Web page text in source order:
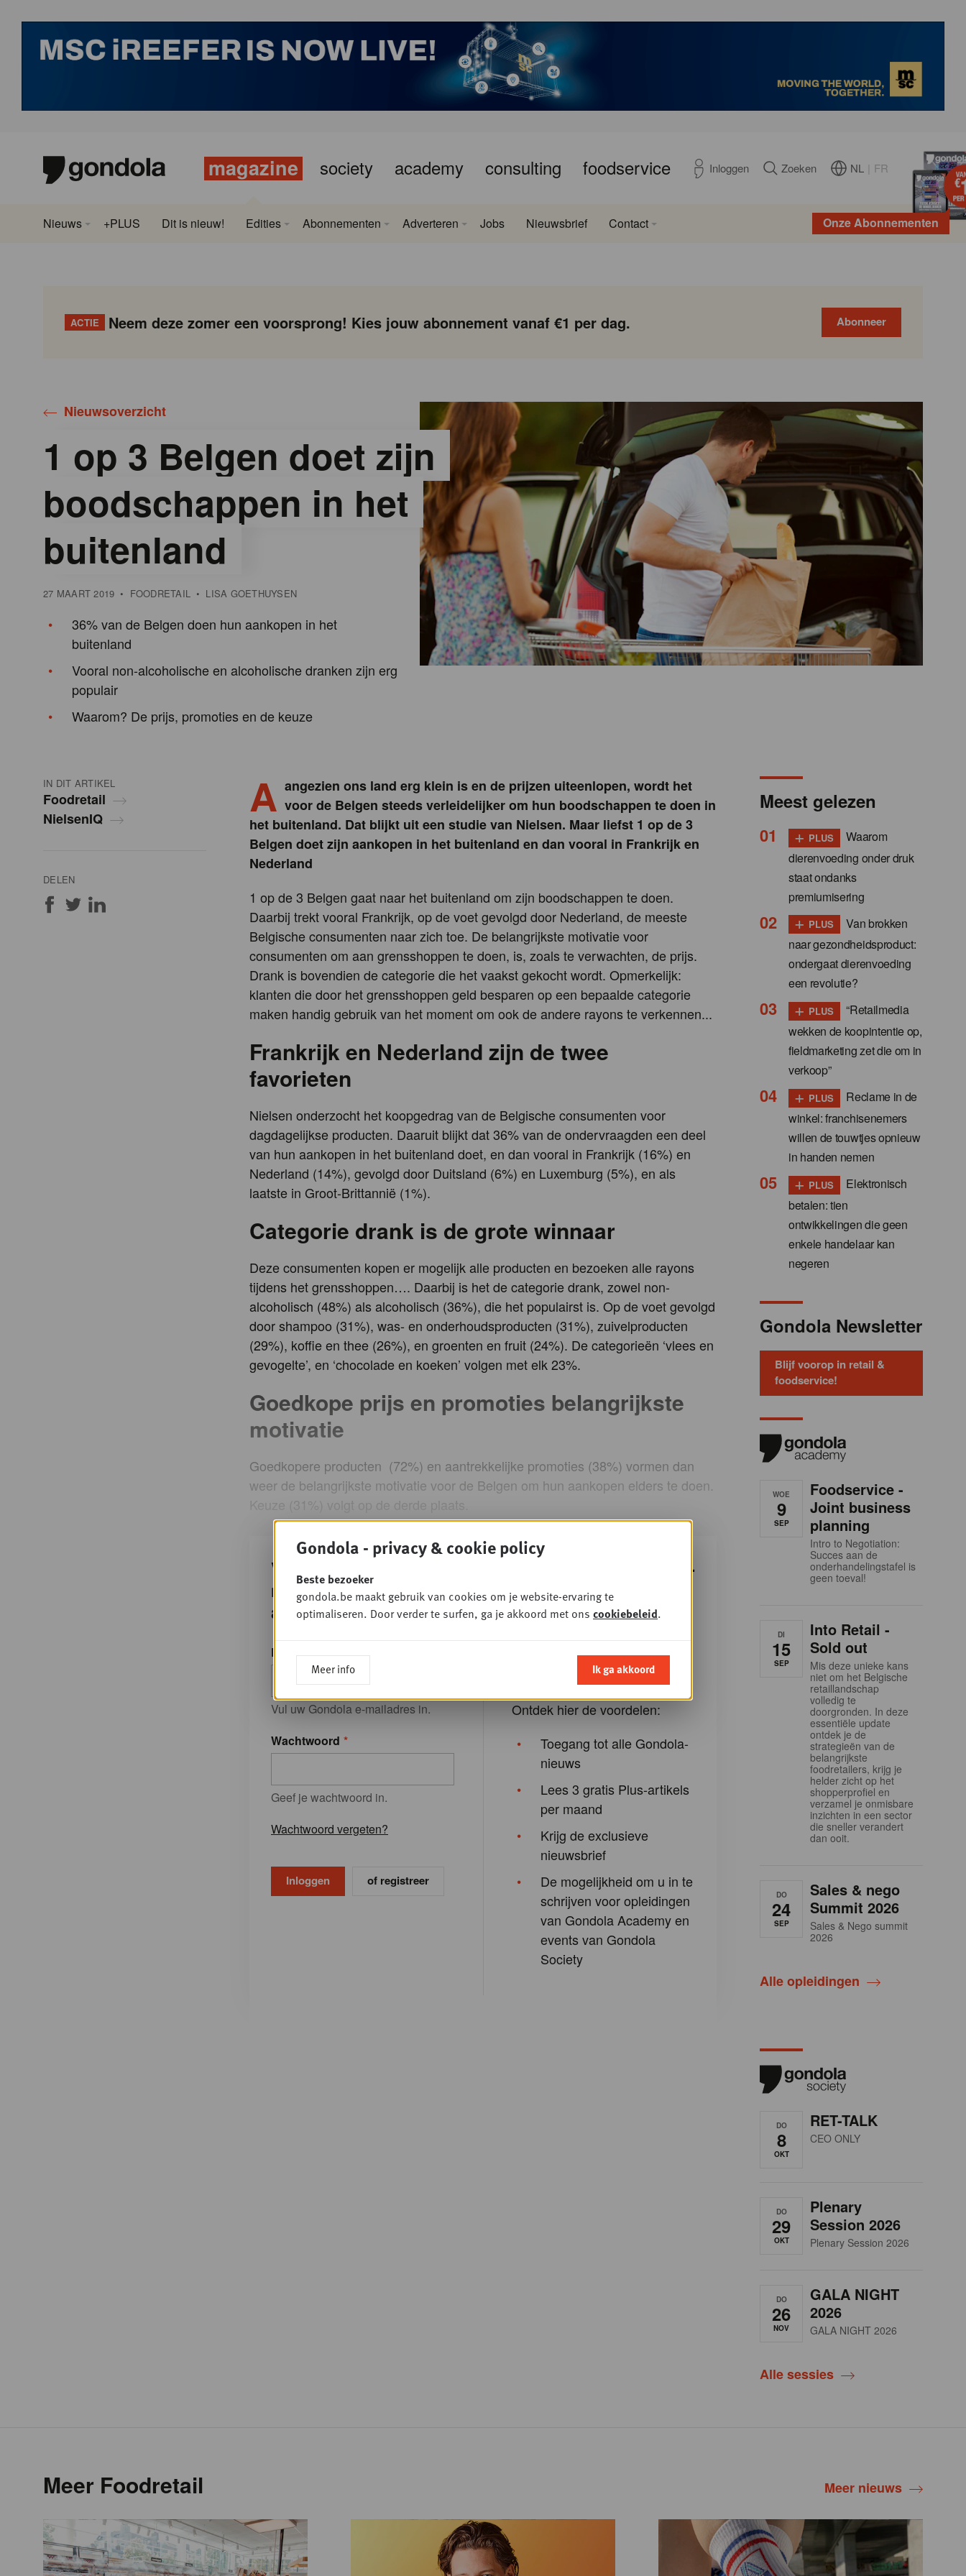
magazine society academy consulting foodservice Inloggen Zoeken NL FR
Onze Abonnementen
Nieuws +PLUS Dit is nieuw! Edities Abonnementen Adverteren Jobs Nieuwsbrief Contact
ACTIE Neem deze zomer een voorsprong! Kies jouw abonnement vanaf €1 per dag. Abonneer
Nieuwsoverzicht
1 op 3 Belgen doet zijn
boodschappen in het
buitenland
27 MAART 2019 • FOODRETAIL • LISA GOETHUYSEN
36% van de Belgen doen hun aankopen in het
buitenland
Vooral non-alcoholische en alcoholische dranken zijn erg
populair
Waarom? De prijs, promoties en de keuze
IN DIT ARTIKEL
Foodretail
NielsenIQ
DELEN
A angezien ons land erg klein is en de prijzen uiteenlopen, wordt het
voor de Belgen steeds verleidelijker om hun boodschappen te doen in
het buitenland. Dat blijkt uit een studie van Nielsen. Maar liefst 1 op de 3
Belgen doet zijn aankopen in het buitenland en dan vooral in Frankrijk en
Nederland
1 op de 3 Belgen gaat naar het buitenland om zijn boodschappen te doen.
Daarbij trekt vooral Frankrijk, op de voet gevolgd door Nederland, de meeste
Belgische consumenten naar zich toe. De belangrijkste motivatie voor
consumenten om aan grensshoppen te doen, is, zoals te verwachten, de prijs.
Drank is bovendien de categorie die het vaakst gekocht wordt. Opmerkelijk:
klanten die door het grensshoppen geld besparen op een bepaalde categorie
maken handig gebruik van het moment om ook de andere rayons te verkennen...
Frankrijk en Nederland zijn de twee
favorieten
Nielsen onderzocht het koopgedrag van de Belgische consumenten voor
dagdagelijkse producten. Daaruit blijkt dat 36% van de ondervraagden een deel
van hun aankopen in het buitenland doet, en dan vooral in Frankrijk (16%) en
Nederland (14%), gevolgd door Duitsland (6%) en Luxemburg (5%), en als
laatste in Groot-Brittannië (1%).
Categorie drank is de grote winnaar
Deze consumenten kopen er mogelijk alle producten en bezoeken alle rayons
tijdens het grensshoppen…. Daarbij is het de categorie drank, zowel non-
alcoholisch (48%) als alcoholisch (36%), die het populairst is. Op de voet gevolgd
door shampoo (31%), was- en onderhoudsproducten (31%), zuivelproducten
(29%), koffie en thee (26%), en groenten en fruit (24%). De categorieën ‘vlees en
gevogelte’, en ‘chocolade en koeken’ volgen met elk 23%.
Goedkope prijs en promoties belangrijkste
motivatie
Goedkopere producten (72%) en aantrekkelijke promoties (38%) vormen dan
weer de belangrijkste motivatie voor de Belgen om hun aankopen elders te doen.
Keuze (31%) volgt op de derde plaats.
Verder lezen? Gratis
met een Gondola-
account!
E-mailadres
Vul uw Gondola e-mailadres in.
Wachtwoord
Geef je wachtwoord in.
Wachtwoord vergeten?
of registreer
Waarom een Gondola-
account aanmaken?
enkele minuten in beslag. Dit is
om onze inhoud beter af te
stemmen op onze lezers.
Ontdek hier de voordelen:
Toegang tot alle Gondola-
nieuws
Lees 3 gratis Plus-artikels
per maand
Krijg de exclusieve
nieuwsbrief
De mogelijkheid om u in te
schrijven voor opleidingen
van Gondola Academy en
events van Gondola
Society
Meest gelezen
+ PLUS
Waarom
dierenvoeding onder druk
staat ondanks
premiumisering
+ PLUS
Van brokken
naar gezondheidsproduct:
ondergaat dierenvoeding
een revolutie?
+ PLUS
“Retailmedia
wekken de koopintentie op,
fieldmarketing zet die om in
verkoop”
+ PLUS
Reclame in de
winkel: franchisenemers
willen de touwtjes opnieuw
in handen nemen
+ PLUS
Elektronisch
betalen: tien
ontwikkelingen die geen
enkele handelaar kan
negeren
Gondola Newsletter
Blijf voorop in retail &
foodservice!
WOE
9
SEP
Foodservice -
Joint business
planning
Intro to Negotiation:
Succes aan de
onderhandelingstafel is
geen toeval!
DI
15
SEP
Into Retail -
Sold out
Mis deze unieke kans
niet om het Belgische
retaillandschap
volledig te
doorgronden. In deze
essentiële update
ontdek je de
strategieën van de
belangrijkste
foodretailers, krijg je
helder zicht op het
shopperprofiel en
verzamel je onmisbare
inzichten in een sector
die sneller verandert
dan ooit.
DO
24
SEP
Sales & nego
Summit 2026
Sales & Nego summit
2026
Alle opleidingen
DO
8
OKT
RET-TALK
CEO ONLY
DO
29
OKT
Plenary
Session 2026
Plenary Session 2026
DO
26
NOV
GALA NIGHT
2026
GALA NIGHT 2026
Alle sessies
Meer Foodretail Meer nieuws
Gondola - privacy & cookie policy
Beste bezoeker
gondola.be maakt gebruik van cookies om je website-ervaring te
optimaliseren. Door verder te surfen, ga je akkoord met ons cookiebeleid.
Meer info Ik ga akkoord